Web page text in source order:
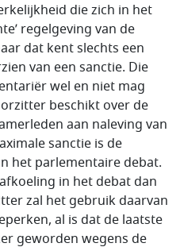
die zich in het
regelgeving van de
dat kent slechts een
van een sanctie. Die
wel en niet mag
beschikt over de
aan naleving van
sanctie is de
het parlementaire debat.
in het debat dan
zal het gebruik daarvan
al is dat de laatste
geworden wegens de